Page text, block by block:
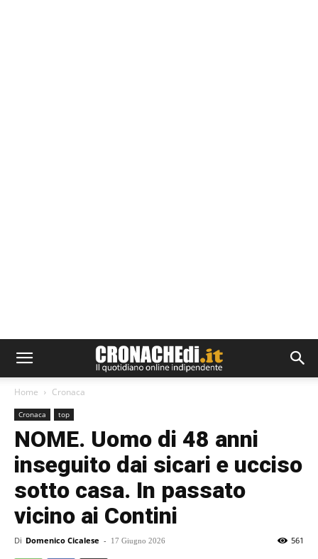
Home Cronaca
Cronaca top
NOME. Uomo di 48 anni
inseguito dai sicari e ucciso
sotto casa. In passato
vicino ai Contini
Di Domenico Cicalese - 17 Giugno 2026 561